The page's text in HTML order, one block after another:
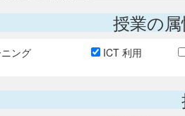
授業の
ング ICT 利用